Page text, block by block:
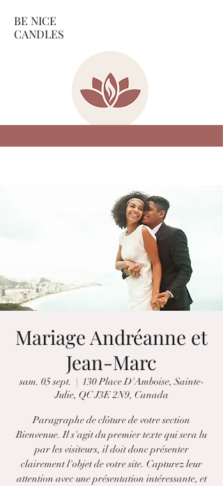
BE NICE
CANDLES
Mariage Andréanne et
Jean-Marc
sam. 05 sept.
  |
130 Place D'Amboise, Sainte-
Julie, QC J3E 2N9, Canada
Paragraphe de clôture de votre section
Bienvenue. Il s'agit du premier texte qui sera lu
par les visiteurs, il doit donc présenter
clairement l'objet de votre site. Capturez leur
attention avec une présentation intéressante, et